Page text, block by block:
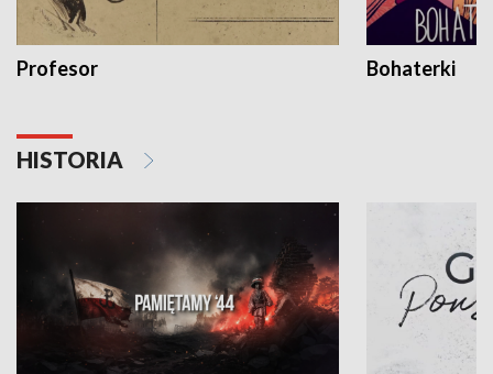
Profesor Bohaterki
HISTORIA